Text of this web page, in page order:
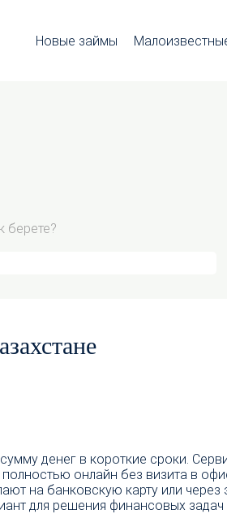
Новые займы
берете?
денег в короткие сроки.
онлайн без визита в
на банковскую карту или
для решения финансовых задач